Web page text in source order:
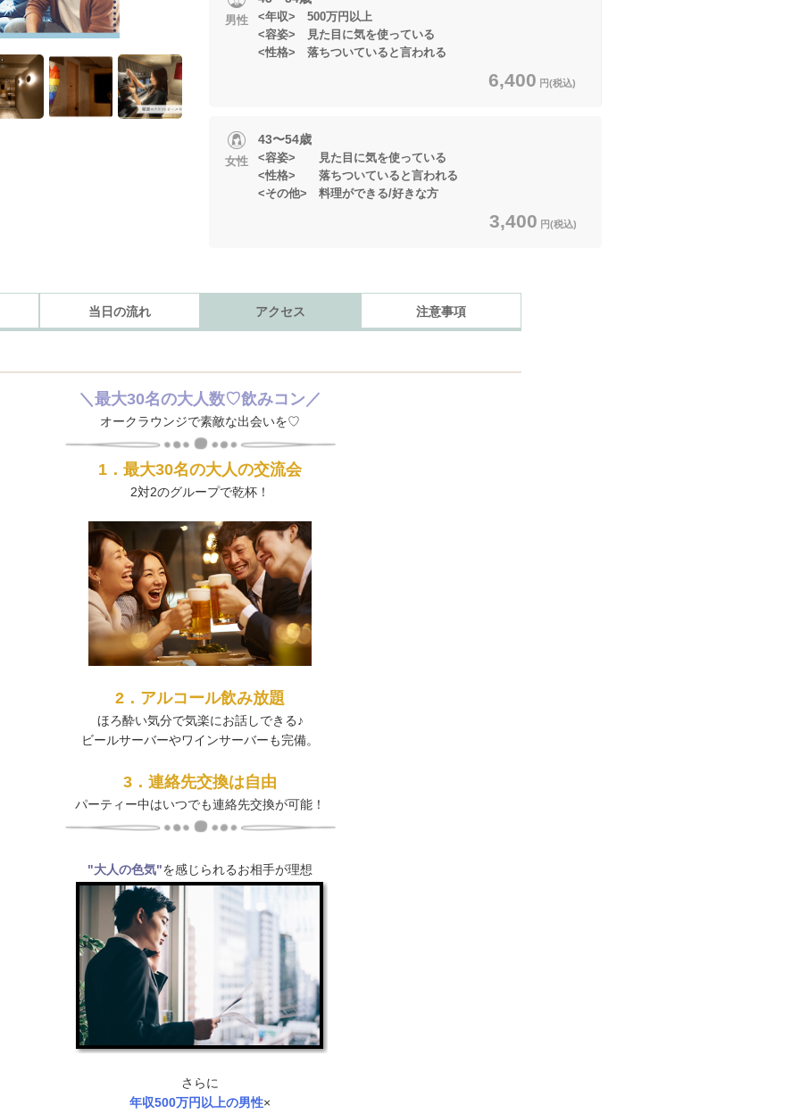
男性
<年収> 500万円以上
<容姿> 見た目に気を使っている
<性格> 落ちついていると言われる
6,400 円(税込)
女性
43〜54歳
<容姿> 見た目に気を使っている
<性格> 落ちついていると言われる
<その他> 料理ができる/好きな方
3,400 円(税込)
当日の流れ アクセス 注意事項
＼最大30名の大人数♡飲みコン／
オークラウンジで素敵な出会いを♡
1．最大30名の大人の交流会
2対2のグループで乾杯！
2．アルコール飲み放題
ほろ酔い気分で気楽にお話しできる♪
ビールサーバーやワインサーバーも完備。
3．連絡先交換は自由
パーティー中はいつでも連絡先交換が可能！
"大人の色気"を感じられるお相手が理想
さらに
年収500万円以上の男性×